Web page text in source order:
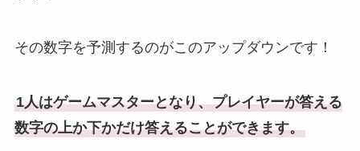
その数字を予測するのがこのアップダウンです！
1人はゲームマスターとなり、プレイヤーが答える
数字の上か下かだけ答えることができます。